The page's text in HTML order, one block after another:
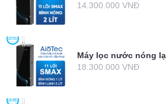
14.300.000 VNĐ
Máy lọc nước nóng
18.300.000 VNĐ